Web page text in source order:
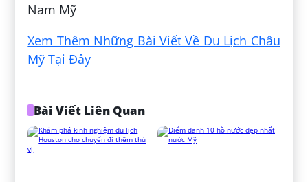
Nam Mỹ
Xem Thêm Những Bài Viết Về Du Lịch Châu
Mỹ Tại Đây
Bài Viết Liên Quan